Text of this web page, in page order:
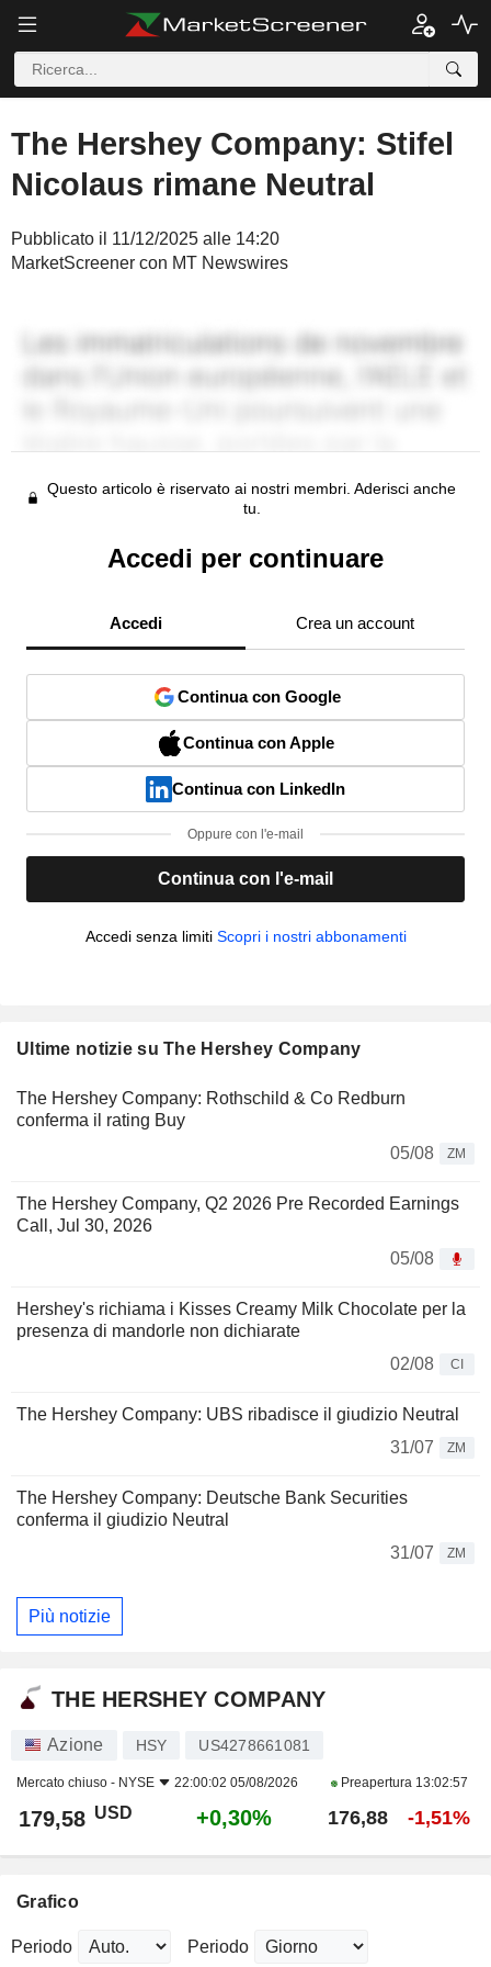
The Hershey Company: Stifel
Nicolaus rimane Neutral
Pubblicato il 11/12/2025 alle 14:20
MarketScreener con MT Newswires
Questo articolo è riservato ai nostri membri. Aderisci anche
tu.
Accedi per continuare
Accedi Crea un account
Continua con Google
Continua con Apple
Continua con LinkedIn
Oppure con l'e-mail
Continua con l'e-mail
Accedi senza limiti Scopri i nostri abbonamenti
Ultime notizie su The Hershey Company
The Hershey Company: Rothschild & Co Redburn
conferma il rating Buy
05/08
ZM
The Hershey Company, Q2 2026 Pre Recorded Earnings
Call, Jul 30, 2026
05/08
Hershey's richiama i Kisses Creamy Milk Chocolate per la
presenza di mandorle non dichiarate
02/08
CI
The Hershey Company: UBS ribadisce il giudizio Neutral
31/07
ZM
The Hershey Company: Deutsche Bank Securities
conferma il giudizio Neutral
31/07
ZM
Più notizie
THE HERSHEY COMPANY
Azione HSY US4278661081
Mercato chiuso - NYSE 22:00:02 05/08/2026 Preapertura 13:02:57
179,58 USD +0,30% 176,88 -1,51%
Grafico
Periodo Periodo